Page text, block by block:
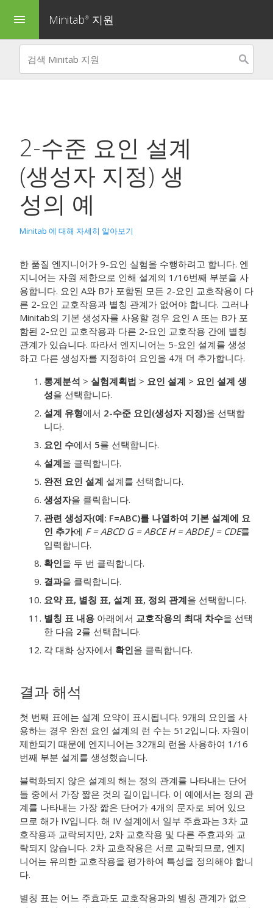
menu Minitab® 지원
2-수준 요인 설계
(생성자 지정) 생
성의 예
Minitab 에 대해 자세히 알아보기
한 품질 엔지니어가 9-요인 실험을 수행하려고 합니다. 엔
지니어는 자원 제한으로 인해 설계의 1/16번째 부분을 사
용합니다. 요인 A와 B가 포함된 모든 2-요인 교호작용이 다
른 2-요인 교호작용과 별칭 관계가 없어야 합니다. 그러나
Minitab의 기본 생성자를 사용할 경우 요인 A 또는 B가 포
함된 2-요인 교호작용과 다른 2-요인 교호작용 간에 별칭
관계가 있습니다. 따라서 엔지니어는 5-요인 설계를 생성
하고 다른 생성자를 지정하여 요인을 4개 더 추가합니다.
통계분석 > 실험계획법 > 요인 설계 > 요인 설계 생
성을 선택합니다.
설계 유형에서 2-수준 요인(생성자 지정)을 선택합
니다.
요인 수에서 5를 선택합니다.
설계을 클릭합니다.
완전 요인 설계 설계를 선택합니다.
생성자을 클릭합니다.
관련 생성자(예: F=ABC)를 나열하여 기본 설계에 요
인 추가에 F = ABCD G = ABCE H = ABDE J = CDE를
입력합니다.
확인을 두 번 클릭합니다.
결과을 클릭합니다.
요약 표, 별칭 표, 설계 표, 정의 관계을 선택합니다.
별칭 표 내용 아래에서 교호작용의 최대 차수을 선택
한 다음 2를 선택합니다.
각 대화 상자에서 확인을 클릭합니다.
결과 해석
첫 번째 표에는 설계 요약이 표시됩니다. 9개의 요인을 사
용하는 경우 완전 요인 설계의 런 수는 512입니다. 자원이
제한되기 때문에 엔지니어는 32개의 런을 사용하여 1/16
번째 부분 설계를 생성했습니다.
블럭화되지 않은 설계의 해는 정의 관계를 나타내는 단어
들 중에서 가장 짧은 것의 길이입니다. 이 예에서는 정의 관
계를 나타내는 가장 짧은 단어가 4개의 문자로 되어 있으
므로 해가 IV입니다. 해 IV 설계에서 일부 주효과는 3차 교
호작용과 교락되지만, 2차 교호작용 및 다른 주효과와 교
락되지 않습니다. 2차 교호작용은 서로 교락되므로, 엔지
니어는 유의한 교호작용을 평가하여 특성을 정의해야 합니
다.
별칭 표는 어느 주효과도 교호작용과의 별칭 관계가 없으